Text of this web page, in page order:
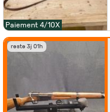
Paiement 4/10X
reste 3j 01h